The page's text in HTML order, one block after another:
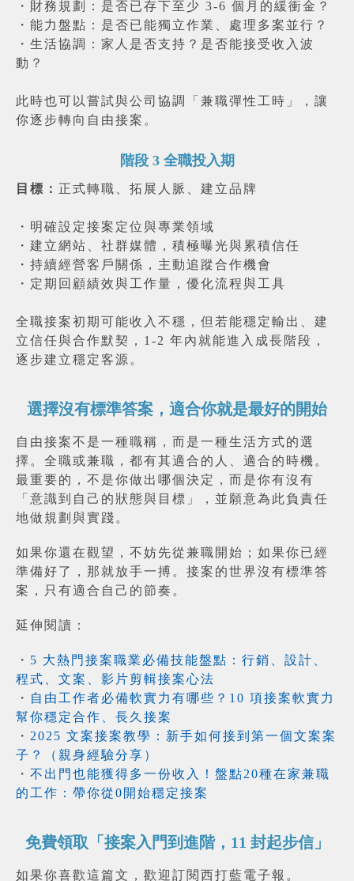
・ 財務規劃：是否已存下至少 3-6 個月的緩衝金？
・ 能力盤點：是否已能獨立作業、處理多案並行？
・ 生活協調：家人是否支持？是否能接受收入波
動？
此時也可以嘗試與公司協調「兼職彈性工時」，讓
你逐步轉向自由接案。
階段 3 全職投入期
目標： 正式轉職、拓展人脈、建立品牌
・ 明確設定接案定位與專業領域
・ 建立網站、社群媒體，積極曝光與累積信任
・ 持續經營客戶關係，主動追蹤合作機會
・ 定期回顧績效與工作量，優化流程與工具
全職接案初期可能收入不穩，但若能穩定輸出、建
立信任與合作默契，1-2 年內就能進入成長階段，
逐步建立穩定客源。
選擇沒有標準答案，適合你就是最好的開始
自由接案不是一種職稱，而是一種生活方式的選
擇。全職或兼職，都有其適合的人、適合的時機。
最重要的，不是你做出哪個決定，而是你有沒有
「意識到自己的狀態與目標」，並願意為此負責任
地做規劃與實踐。
如果你還在觀望，不妨先從兼職開始；如果你已經
準備好了，那就放手一搏。接案的世界沒有標準答
案，只有適合自己的節奏。
延伸閱讀：
・ 5 大熱門接案職業必備技能盤點：行銷、設計、
程式、文案、影片剪輯接案心法
・ 自由工作者必備軟實力有哪些？10 項接案軟實力
幫你穩定合作、長久接案
・ 2025 文案接案教學：新手如何接到第一個文案案
子？（親身經驗分享）
・ 不出門也能獲得多一份收入！盤點20種在家兼職
的工作：帶你從0開始穩定接案
免費領取「接案入門到進階，11 封起步信」
如果你喜歡這篇文，歡迎訂閱西打藍電子報。